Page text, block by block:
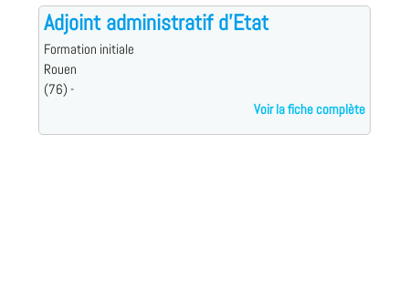
Adjoint administratif d'Etat
Formation initiale
Rouen
(76) -
Voir la fiche complète